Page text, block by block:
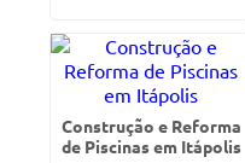
Construção e Reforma
de Piscinas em Itápolis